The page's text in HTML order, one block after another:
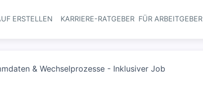
Haupt-Navigation
ERSTELLEN KARRIERE-RATGEBER FÜR ARBEITGEBER
& Wechselprozesse - Inklusiver Job